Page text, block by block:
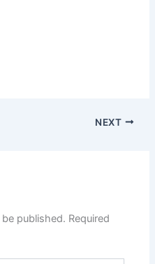
NEXT
published. Required